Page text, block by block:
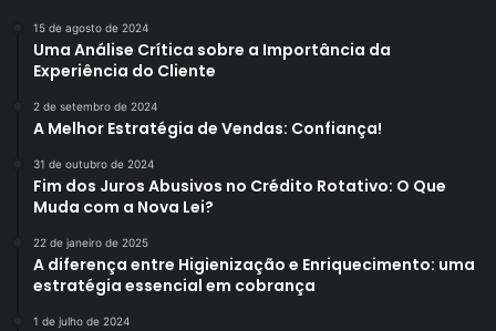
15 de agosto de 2024
Uma Análise Crítica sobre a Importância da
Experiência do Cliente
2 de setembro de 2024
A Melhor Estratégia de Vendas: Confiança!
31 de outubro de 2024
Fim dos Juros Abusivos no Crédito Rotativo: O Que
Muda com a Nova Lei?
22 de janeiro de 2025
A diferença entre Higienização e Enriquecimento: uma
estratégia essencial em cobrança
1 de julho de 2024